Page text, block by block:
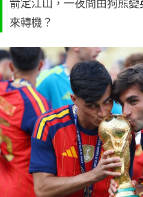
箭定江山，一夜間由狗熊
來轉機？